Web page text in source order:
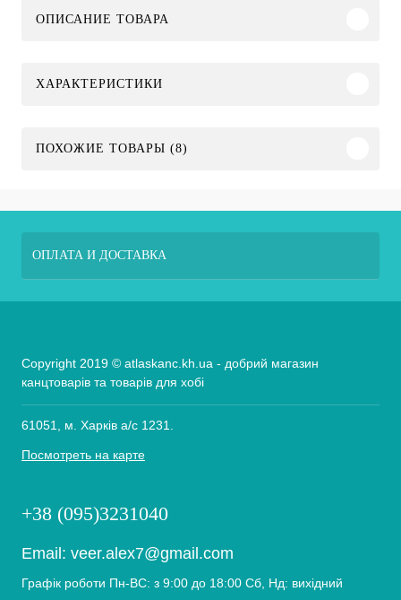
ОПИСАНИЕ ТОВАРА
ХАРАКТЕРИСТИКИ
ПОХОЖИЕ ТОВАРЫ (8)
ОПЛАТА И ДОСТАВКА
Copyright 2019 © atlaskanc.kh.ua - добрий магазин
канцтоварів та товарів для хобі
61051, м. Харків а/с 1231.
Посмотреть на карте
+38 (095)3231040
Email: veer.alex7@gmail.com
Графік роботи Пн-ВС: з 9:00 до 18:00 Сб, Нд: вихідний